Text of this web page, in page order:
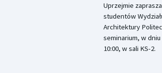
Uprzejmie
studentów
Architektury
seminarium, w dniu
10:00, w sali KS-2.